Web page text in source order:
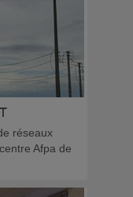
réseaux
Afpa de